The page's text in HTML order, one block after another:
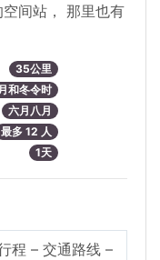
间站， 那里也有
35公里
和冬令时
六月八月
最多 12 人
1天
程 – 交通路线 –